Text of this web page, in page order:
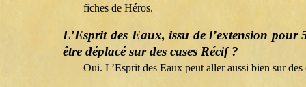
fiches de Héros.
L’Esprit des Eaux, issu de l’extension
être déplacé sur des cases Récif ?
Oui. L’Esprit des Eaux peut aller aussi bien sur